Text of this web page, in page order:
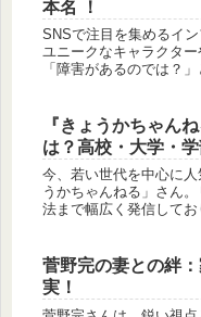
本名 ！
SNSで注目を集めるイ
ユニークなキャラクタ
「障害があるのでは？
『きょうかちゃん
は？高校・大学・
今、若い世代を中心に
うかちゃんねる」さん
法まで幅広く発信して
菅野完の妻との絆
実！